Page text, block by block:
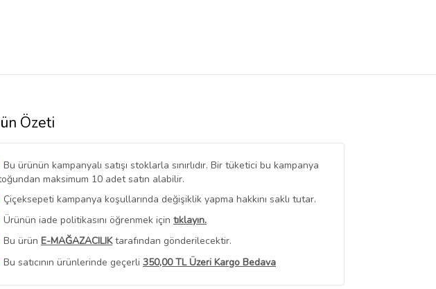
Özeti
Bu ürünün kampanyalı satışı stoklarla sınırlıdır. Bir tüketici bu kampanya
maksimum 10 adet satın alabilir.
Çiçeksepeti kampanya koşullarında değişiklik yapma hakkını saklı tutar.
Ürünün iade politikasını öğrenmek için tıklayın.
Bu ürün E-MAĞAZACILIKtarafından gönderilecektir.
Bu satıcının ürünlerinde geçerli 350,00 TL Üzeri Kargo Bedava
Bu SatıcınınTüm Ürünlerini Görüntüle